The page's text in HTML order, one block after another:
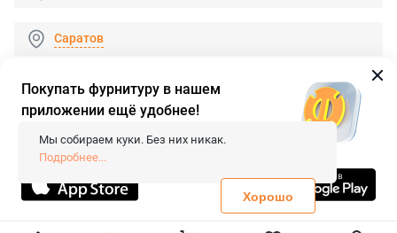
Саратов
© 2026 «FieraShop.ru»
Сопровождение сайта
- Вебформат.
Все права защищены.
Не является публичной офертой
Политика конфиденциальности
Покупать фурнитуру в нашем
приложении ещё удобнее!
Мы собираем куки. Без них никак.
Подробнее...
Хорошо